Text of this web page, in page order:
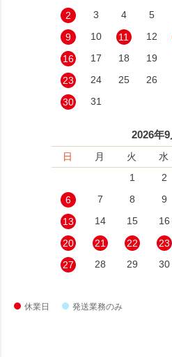
2
3 4 5
9
10 11 12
16
17 18 19
23
24 25 26
30
31
2026年9
日 月 火 水
1
2
6
7 8 9
13
14 15 16
20
21 22 23
27
28 29 30
休業日 発送業務のみ